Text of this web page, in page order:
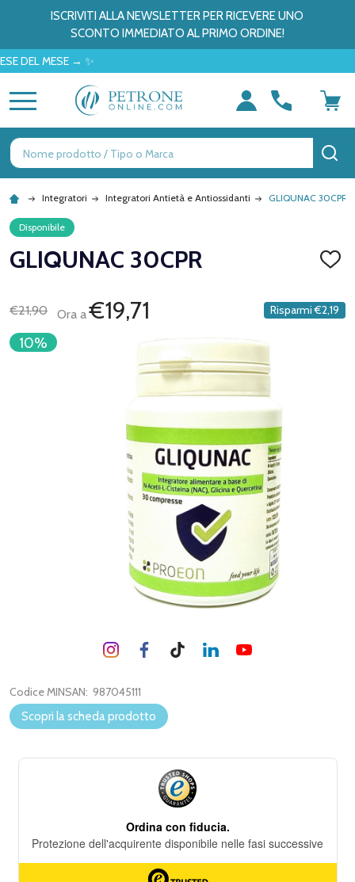
ISCRIVITI ALLA NEWSLETTER PER RICEVERE UNO
SCONTO IMMEDIATO AL PRIMO ORDINE!
MESE → ✨
Ricerca
Integratori Integratori Antietà e Antiossidanti GLIQUNAC 30CPR
Disponibile
GLIQUNAC 30CPR
DEI
€21,90 Ora a€19,71 Risparmi €2,19
10%
Codice MINSAN: 987045111
Scopri la scheda prodotto